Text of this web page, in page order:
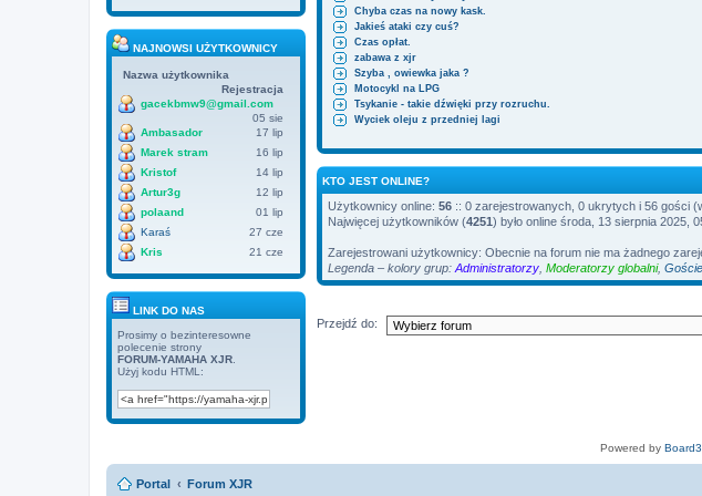
Chyba czas na nowy kask.
Jakieś ataki czy cuś?
Czas opłat.
zabawa z xjr
Szyba , owiewka jaka ?
Motocykl na LPG
Tsykanie - takie dźwięki przy rozruchu.
Wyciek oleju z przedniej lagi
KTO JEST ONLINE?
Użytkownicy online: 56 :: 0 zarejestrowanych, 0 ukrytych i 56 gości
Najwięcej użytkowników (4251) było online środa, 13 sierpnia 2025,
Zarejestrowani użytkownicy: Obecnie na forum nie ma żadnego
Legenda – kolory grup: Administratorzy Moderatorzy globalni, Goście
Przejdź do:
NAJNOWSI UŻYTKOWNICY
Nazwa użytkownika
Rejestracja
gacekbmw9@gmail.com
05 sie
Ambasador
17 lip
Marek stram
16 lip
Kristof
14 lip
Artur3g
12 lip
polaand
01 lip
Karaś
27 cze
Kris
21 cze
LINK DO NAS
Prosimy o bezinteresowne
polecenie strony
FORUM-YAMAHA XJR
Użyj kodu HTML:
Powered by
Portal Forum XJR